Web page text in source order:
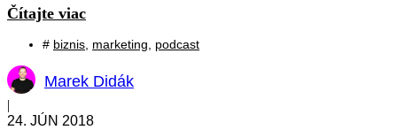
Čítajte viac
# biznis marketing podcast
Marek Didák
|
24. JÚN 2018